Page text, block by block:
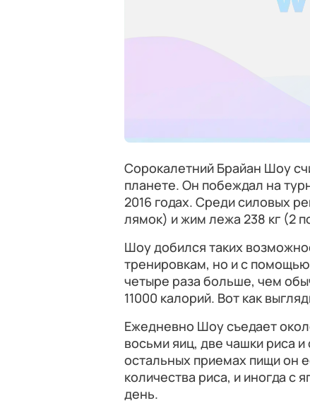
Сорокалетний Брайан Шоу
планете. Он побеждал на
2016 годах. Среди силовых
лямок) и жим лежа 238 кг (2
Шоу добился таких
тренировкам, но и с
четыре раза больше, чем
11000 калорий. Вот как
Ежедневно Шоу съедает
восьми яиц, две чашки риса
остальных приемах пищи он
количества риса, и иногда с
день.